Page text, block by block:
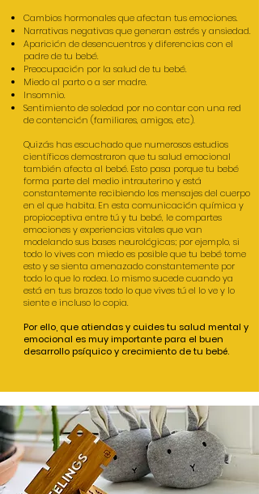
Cambios hormonales que afectan tus emociones.
Narrativas negativas que generan estrés y ansiedad.
Aparición de desencuentros y diferencias con el
padre de tu bebé.
Preocupación por la salud de tu bebé.
Miedo al parto o a ser madre.
Insomnio.
Sentimiento de soledad por no contar con una red
de contención (familiares, amigos, etc).
Quizás has escuchado que numerosos estudios
científicos demostraron que tu salud emocional
también afecta al bebé. Esto pasa porque tu bebé
forma parte del medio intrauterino y está
constantemente recibiendo los mensajes del cuerpo
en el que habita. En esta comunicación química y
propioceptiva entre tú y tu bebé, le compartes
emociones y experiencias vitales que van
modelando sus bases neurológicas; por ejemplo, si
todo lo vives con miedo es posible que tu bebé tome
esto y se sienta amenazado constantemente por
todo lo que lo rodea. Lo mismo sucede cuando ya
está en tus brazos todo lo que vives tú el lo ve y lo
siente e incluso lo copia.
Por ello, que atiendas y cuides tu salud mental y
emocional es muy importante para el buen
desarrollo psíquico y crecimiento de tu bebé.